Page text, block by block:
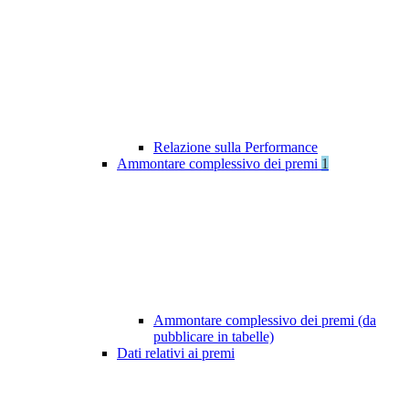
Relazione sulla Performance
Ammontare complessivo dei premi 1
Ammontare complessivo dei premi (da
pubblicare in tabelle)
Dati relativi ai premi